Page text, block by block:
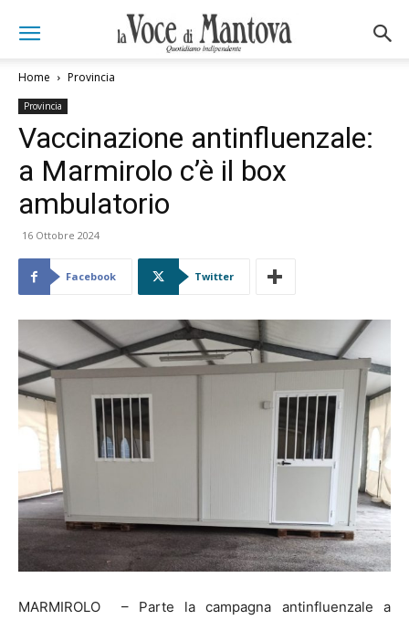
Home Provincia
Provincia
Vaccinazione antinfluenzale:
a Marmirolo c’è il box
ambulatorio
16 Ottobre 2024
Facebook Twitter
MARMIROLO – Parte la campagna antinfluenzale a